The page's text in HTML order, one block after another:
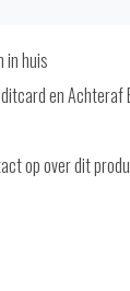
in huis
en Achteraf
op over dit